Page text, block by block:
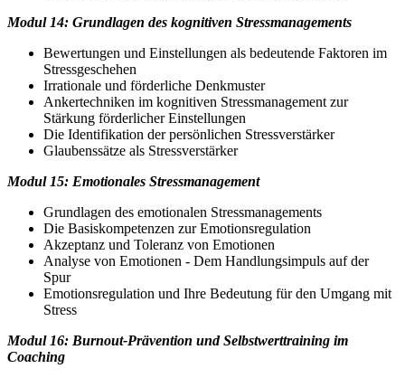
Modul 14: Grundlagen des kognitiven Stressmanagements
Bewertungen und Einstellungen als bedeutende Faktoren im
Stressgeschehen
Irrationale und förderliche Denkmuster
Ankertechniken im kognitiven Stressmanagement zur
Stärkung förderlicher Einstellungen
Die Identifikation der persönlichen Stressverstärker
Glaubenssätze als Stressverstärker
Modul 15: Emotionales Stressmanagement
Grundlagen des emotionalen Stressmanagements
Die Basiskompetenzen zur Emotionsregulation
Akzeptanz und Toleranz von Emotionen
Analyse von Emotionen - Dem Handlungsimpuls auf der
Spur
Emotionsregulation und Ihre Bedeutung für den Umgang mit
Stress
Modul 16: Burnout-Prävention und Selbstwerttraining im
Coaching